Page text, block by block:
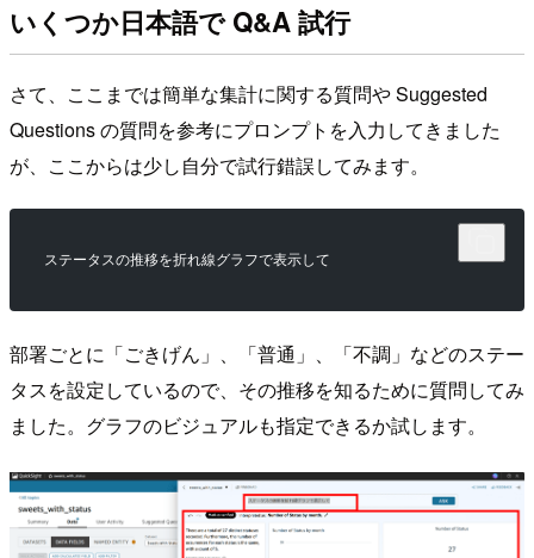
いくつか日本語で Q&A 試行
さて、ここまでは簡単な集計に関する質問や Suggested
Questions の質問を参考にプロンプトを入力してきました
が、ここからは少し自分で試行錯誤してみます。
ステータスの推移を折れ線グラフで表示して
部署ごとに「ごきげん」、「普通」、「不調」などのステー
タスを設定しているので、その推移を知るために質問してみ
ました。グラフのビジュアルも指定できるか試します。